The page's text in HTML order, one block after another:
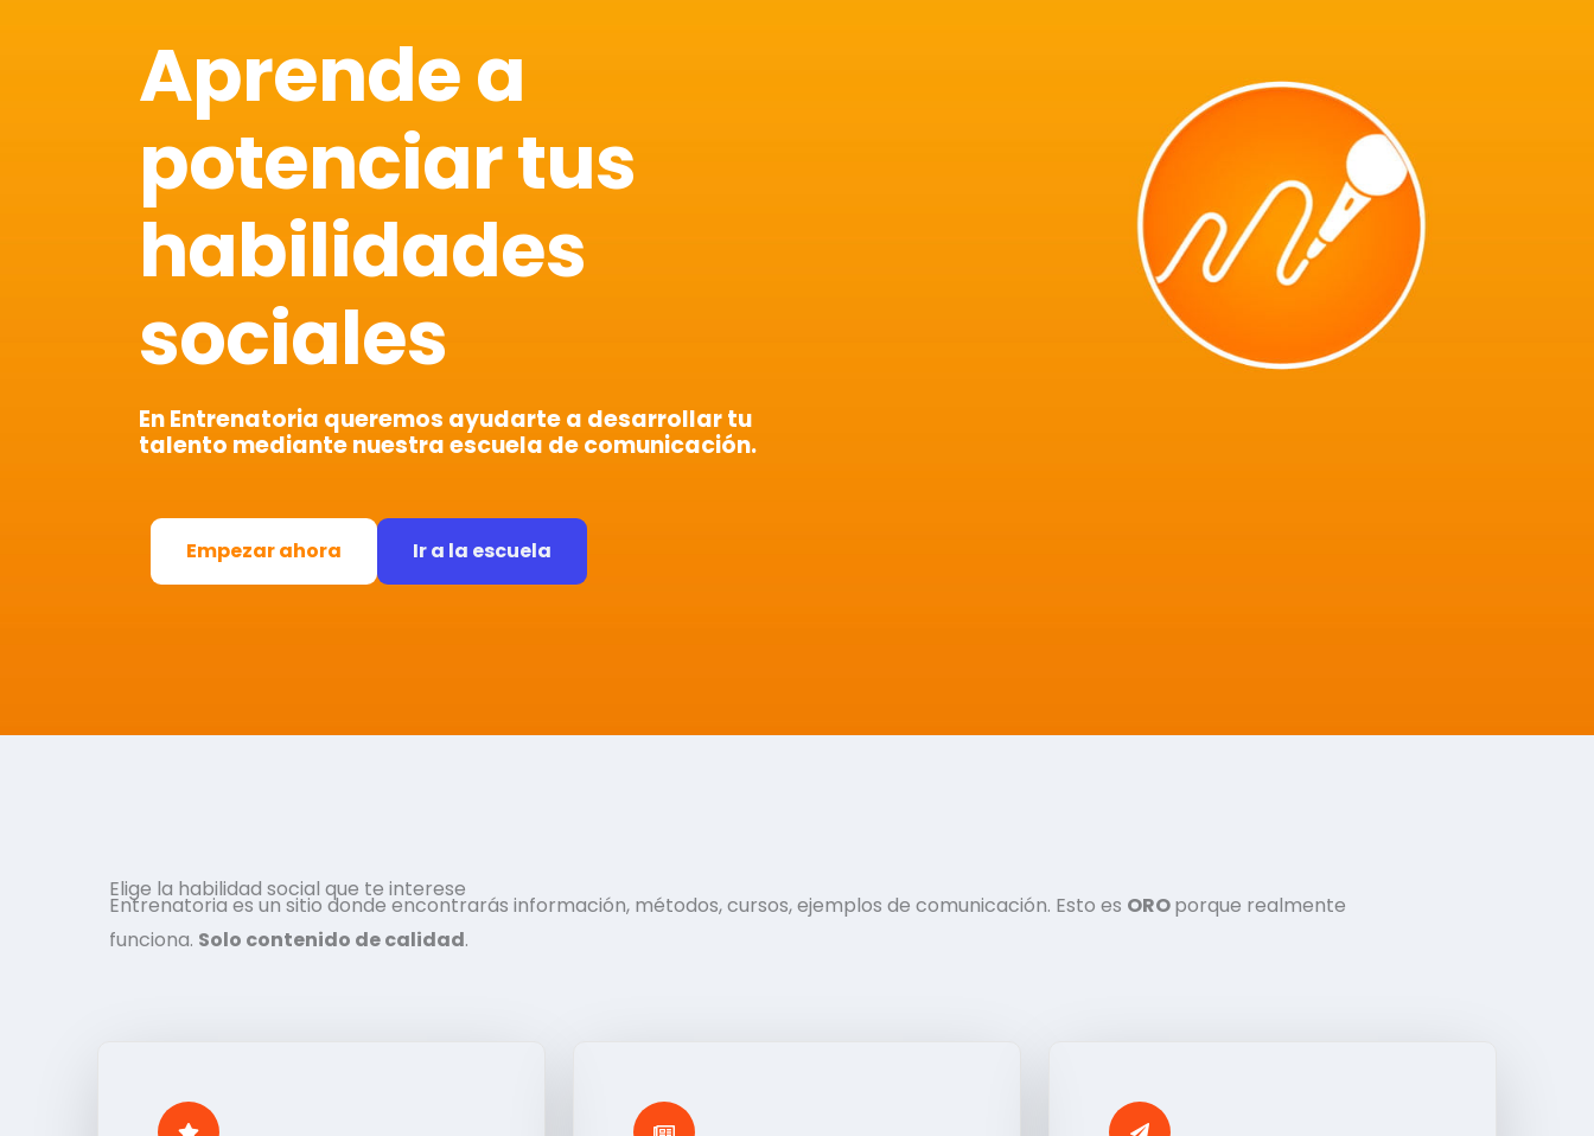
Aprende a
potenciar tus
habilidades
sociales
En Entrenatoria queremos ayudarte a desarrollar tu
talento mediante nuestra escuela de comunicación.
Empezar ahora Ir a la escuela
Elige la habilidad social que te interese
Entrenatoria es un sitio donde encontrarás información, métodos, cursos, ejemplos de comunicación. Esto es OROporque realmente
funciona. Solo contenido de calidad.